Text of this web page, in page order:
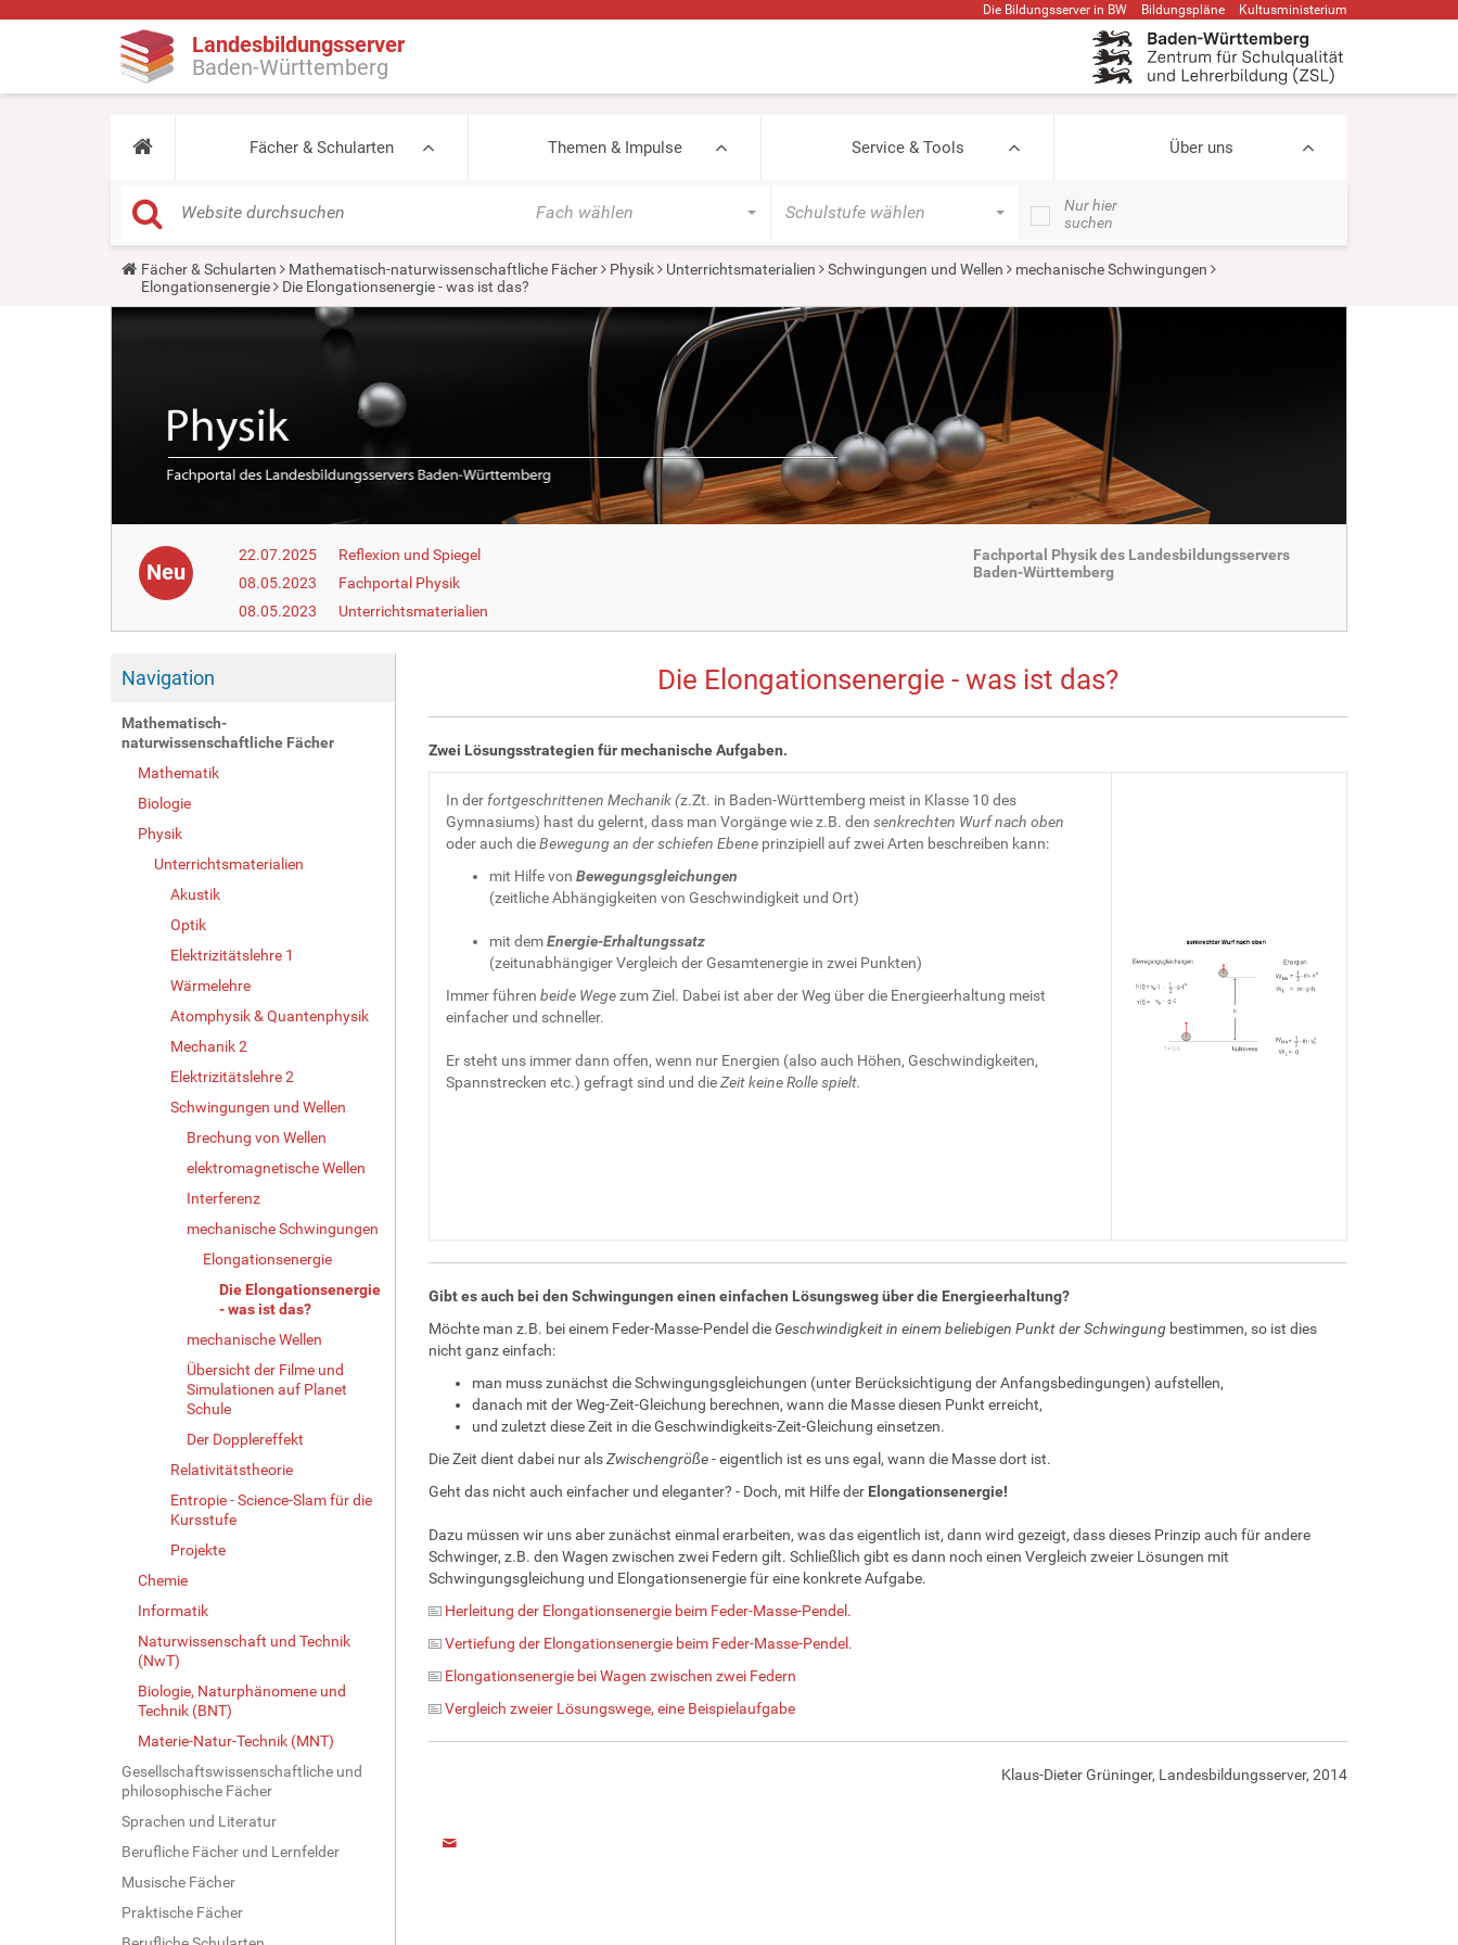
Die Bildungsserver in BW Bildungspläne Kultusministerium
Landesbildungsserver
Baden-Württemberg
Fächer & Schularten Themen & Impulse Service & Tools Über uns
Fach wählen Schulstufe wählen
Nur hier
suchen
Y
u
Fächer & Schularten Mathematisch-naturwissenschaftliche Fächer Physik Unterrichtsmaterialien Schwingungen und Wellen
mechanische Schwingungen
Elongationsenergie
Die Elongationsenergie - was ist das?
Neu
22.07.2025
Reflexion und Spiegel
08.05.2023
Fachportal Physik
08.05.2023
Unterrichtsmaterialien
Fachportal Physik des Landesbildungsservers
Baden-Württemberg
Navigation
Mathematisch-
naturwissenschaftliche Fächer
Mathematik
Biologie
Physik
Unterrichtsmaterialien
Akustik
Optik
Elektrizitätslehre 1
Wärmelehre
Atomphysik & Quantenphysik
Mechanik 2
Elektrizitätslehre 2
Schwingungen und Wellen
Brechung von Wellen
elektromagnetische Wellen
Interferenz
mechanische Schwingungen
Elongationsenergie
Die Elongationsenergie
- was ist das?
mechanische Wellen
Übersicht der Filme und
Simulationen auf Planet
Schule
Der Dopplereffekt
Relativitätstheorie
Entropie - Science-Slam für die
Kursstufe
Projekte
Chemie
Informatik
Naturwissenschaft und Technik
(NwT)
Biologie, Naturphänomene und
Technik (BNT)
Materie-Natur-Technik (MNT)
Gesellschaftswissenschaftliche und
philosophische Fächer
Sprachen und Literatur
Berufliche Fächer und Lernfelder
Musische Fächer
Praktische Fächer
Die Elongationsenergie - was ist das?
Zwei Lösungsstrategien für mechanische Aufgaben.
In der fortgeschrittenen Mechanik (z.Zt. in Baden-Württemberg meist in Klasse 10 des
Gymnasiums) hast du gelernt, dass man Vorgänge wie z.B. den senkrechten Wurf nach oben
oder auch dieBewegung an der schiefen Ebeneprinzipiell auf zwei Arten beschreiben kann:
mit Hilfe von Bewegungsgleichungen
(zeitliche Abhängigkeiten von Geschwindigkeit und Ort)
mit demEnergie-Erhaltungssatz
(zeitunabhängiger Vergleich der Gesamtenergie in zwei Punkten)
Immer führen beide Wegezum Ziel. Dabei ist aber der Weg über die Energieerhaltung meist
einfacher und schneller.
Er steht uns immer dann offen, wenn nur Energien (also auch Höhen, Geschwindigkeiten,
Spannstrecken etc.) gefragt sind und dieZeit keine Rolle spielt.
Gibt es auch bei den Schwingungen einen einfachen Lösungsweg über die Energieerhaltung?
Möchte man z.B. bei einem Feder-Masse-Pendel die Geschwindigkeit in einem beliebigen Punkt der Schwingung bestimmen, so ist dies
nicht ganz einfach:
man muss zunächst die Schwingungsgleichungen (unter Berücksichtigung der Anfangsbedingungen) aufstellen,
danach mit der Weg-Zeit-Gleichung berechnen, wann die Masse diesen Punkt erreicht,
und zuletzt diese Zeit in die Geschwindigkeits-Zeit-Gleichung einsetzen.
Die Zeit dient dabei nur alsZwischengröße- eigentlich ist es uns egal, wann die Masse dort ist.
Geht das nicht auch einfacher und eleganter? - Doch, mit Hilfe der Elongationsenergie!
Dazu müssen wir uns aber zunächst einmal erarbeiten, was das eigentlich ist, dann wird gezeigt, dass dieses Prinzip auch für andere
Schwinger, z.B. den Wagen zwischen zwei Federn gilt. Schließlich gibt es dann noch einen Vergleich zweier Lösungen mit
Schwingungsgleichung und Elongationsenergie für eine konkrete Aufgabe.
Herleitung der Elongationsenergie beim Feder-Masse-Pendel.
Vertiefung der Elongationsenergie beim Feder-Masse-Pendel.
Elongationsenergie bei Wagen zwischen zwei Federn
Vergleich zweier Lösungswege, eine Beispielaufgabe
Klaus-Dieter Grüninger, Landesbildungsserver, 2014